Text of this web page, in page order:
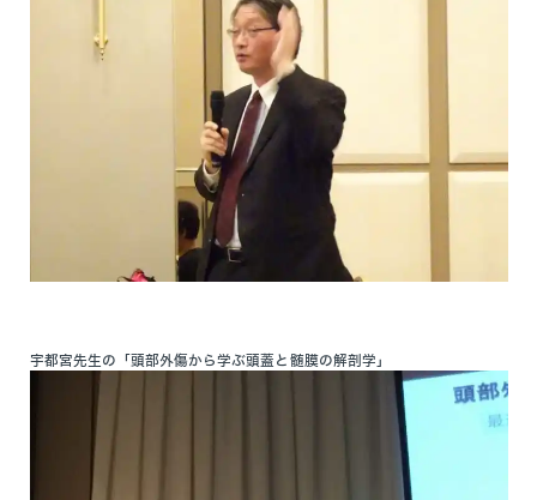
宇都宮先生の「頭部外傷から学ぶ頭蓋と髄膜の解剖学」